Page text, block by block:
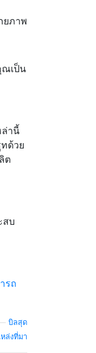
ยภาพ
ณเป็น
านี้
ด้วย
ต
สบ
รถ
บิลสุด
ล่งที่มา